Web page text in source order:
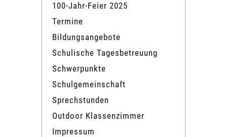
100-Jahr-Feier 2025
Termine
Bildungsangebote
Schulische Tagesbetreuung
Schwerpunkte
Schulgemeinschaft
Sprechstunden
Outdoor Klassenzimmer
Impressum